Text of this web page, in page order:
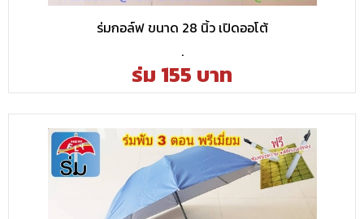
ร่มกอล์ฟ ขนาด 28 นิ้ว เปิดออโต้
.
ร่ม 155 บาท